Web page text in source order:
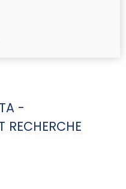
-
RECHERCHE